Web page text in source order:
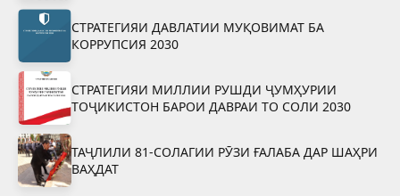
СТРАТЕГИЯИ ДАВЛАТИИ МУҚОВИМАТ БА
КОРРУПСИЯ 2030
СТРАТЕГИЯИ МИЛЛИИ РУШДИ ҶУМҲУРИИ
ТОҶИКИСТОН БАРОИ ДАВРАИ ТО СОЛИ 2030
ТАҶЛИЛИ 81-СОЛАГИИ РӮЗИ ҒАЛАБА ДАР ШАҲРИ
ВАҲДАТ